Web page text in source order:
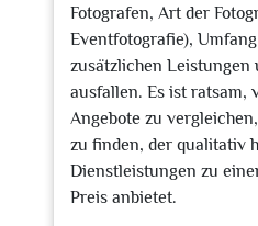
Fotografen, Art der
Eventfotografie),
zusätzlichen Leistungen
ausfallen. Es ist ratsam,
Angebote zu
zu finden, der qualitativ
Dienstleistungen zu
Preis anbietet.